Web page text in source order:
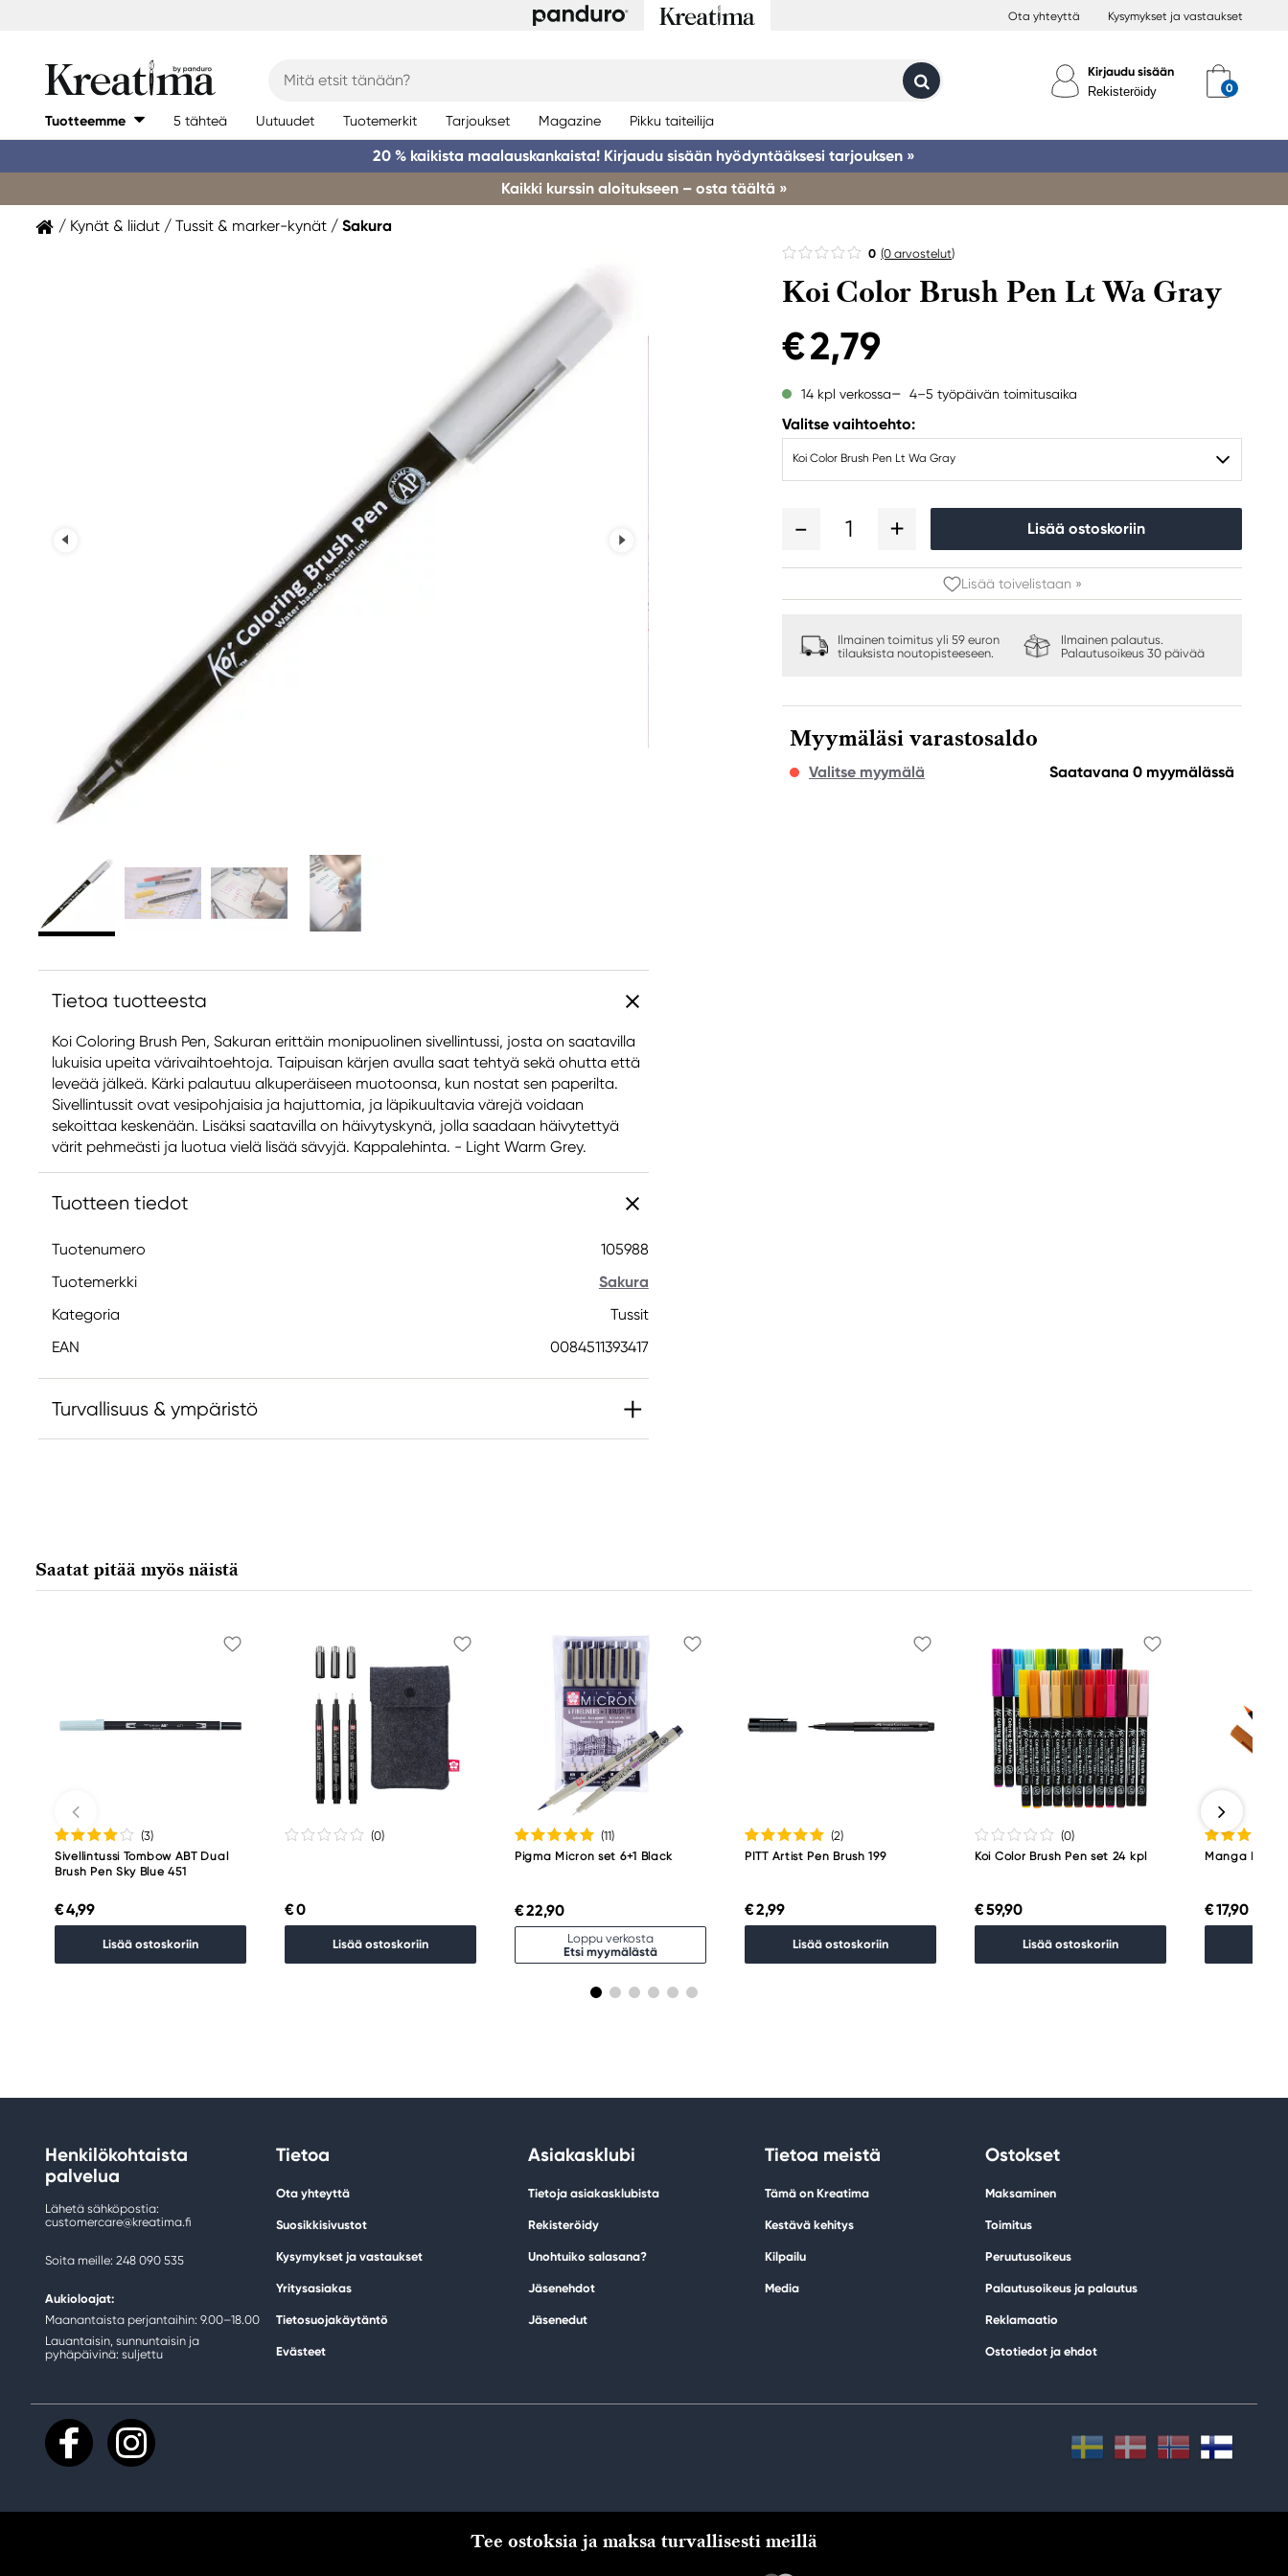
Ota yhteyttä Kysymykset ja vastaukset
Kirjaudu sisään
Rekisteröidy
Tuotteemme 5 tähteä Uutuudet Tuotemerkit Tarjoukset Magazine Pikku taiteilija
20 % kaikista maalauskankaista! Kirjaudu sisään hyödyntääksesi tarjouksen »
Kaikki kurssin aloitukseen – osta täältä »
Kynät & liidut Tussit & marker-kynät Sakura
0 (0 arvostelut)
Koi Color Brush Pen Lt Wa Gray
€ 2,79
14 kpl verkossa 4–5 työpäivän toimitusaika
Valitse vaihtoehto:
Koi Color Brush Pen Lt Wa Gray
1 Lisää ostoskoriin
Lisää toivelistaan »
Ilmainen toimitus yli 59 euron
tilauksista noutopisteeseen.
Ilmainen palautus.
Palautusoikeus 30 päivää
Myymäläsi varastosaldo
Valitse myymälä Saatavana 0 myymälässä
Tietoa tuotteesta
Koi Coloring Brush Pen, Sakuran erittäin monipuolinen sivellintussi, josta on saatavilla
lukuisia upeita värivaihtoehtoja. Taipuisan kärjen avulla saat tehtyä sekä ohutta että
leveää jälkeä. Kärki palautuu alkuperäiseen muotoonsa, kun nostat sen paperilta.
Sivellintussit ovat vesipohjaisia ja hajuttomia, ja läpikuultavia värejä voidaan
sekoittaa keskenään. Lisäksi saatavilla on häivytyskynä, jolla saadaan häivytettyä
värit pehmeästi ja luotua vielä lisää sävyjä. Kappalehinta. - Light Warm Grey.
Tuotteen tiedot
Tuotenumero
105988
Tuotemerkki
Sakura
Kategoria
Tussit
EAN
0084511393417
Turvallisuus & ympäristö
7311 PD Apeldoorn, Netherlands
info@royaltalens.com
Saatat pitää myös näistä
(3)
Sivellintussi Tombow ABT Dual
Brush Pen Sky Blue 451
€ 4,99
Lisää ostoskoriin
(0)
€ 0
Lisää ostoskoriin
(11)
Pigma Micron set 6+1 Black
€ 22,90
Loppu verkosta
Etsi myymälästä
(2)
PITT Artist Pen Brush 199
€ 2,99
Lisää ostoskoriin
(0)
Koi Color Brush Pen set 24 kpl
€ 59,90
Lisää ostoskoriin
Manga Koi
€ 17,90
Henkilökohtaista
palvelua
Lähetä sähköpostia:
customercare@kreatima.fi
Soita meille: 248 090 535
Aukioloajat:
Maanantaista perjantaihin: 9.00–18.00
Lauantaisin, sunnuntaisin ja
pyhäpäivinä: suljettu
Tietoa
Ota yhteyttä
Suosikkisivustot
Kysymykset ja vastaukset
Yritysasiakas
Tietosuojakäytäntö
Evästeet
Asiakasklubi
Tietoja asiakasklubista
Rekisteröidy
Unohtuiko salasana?
Jäsenehdot
Jäsenedut
Tietoa meistä
Tämä on Kreatima
Kestävä kehitys
Kilpailu
Media
Ostokset
Maksaminen
Toimitus
Peruutusoikeus
Palautusoikeus ja palautus
Reklamaatio
Ostotiedot ja ehdot
Tee ostoksia ja maksa turvallisesti meillä